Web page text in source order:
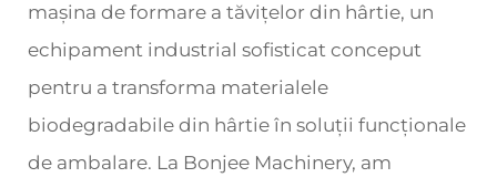
mașina de formare a tăvițelor din hârtie, un
echipament industrial sofisticat conceput
pentru a transforma materialele
biodegradabile din hârtie în soluții funcționale
de ambalare. La Bonjee Machinery, am